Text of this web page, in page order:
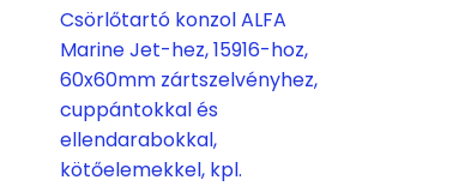
Csörlőtartó konzol ALFA
Marine Jet-hez, 15916-hoz,
60x60mm zártszelvényhez,
cuppántokkal és
ellendarabokkal,
kötőelemekkel, kpl.